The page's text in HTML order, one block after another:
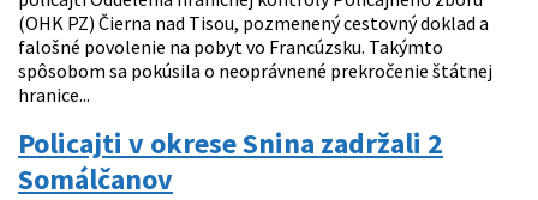
(OHK PZ) Čierna nad Tisou, pozmenený cestovný doklad a
falošné povolenie na pobyt vo Francúzsku. Takýmto
spôsobom sa pokúsila o neoprávnené prekročenie štátnej
hranice...
Policajti v okrese Snina zadržali 2
Somálčanov